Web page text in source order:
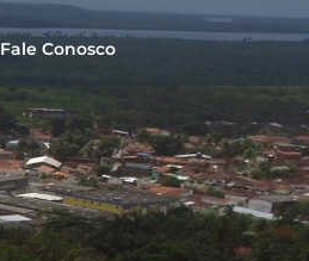
Fale Conosco